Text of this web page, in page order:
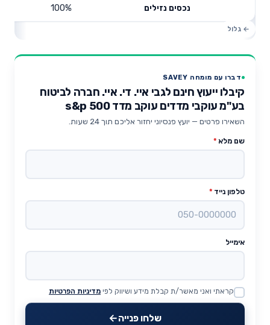
נכסים נזילים 100%
דברו עם מומחה SAVEY
קיבלו ייעוץ חינם לגבי איי. די. איי. חברה לביטוח
בע"מ עוקבי מדדים עוקב מדד s&p 500
השאירו פרטים — יועץ פנסיוני יחזור אליכם תוך 24 שעות.
שם מלא *
טלפון נייד *
אימייל
Website
קראתי ואני מאשר/ת קבלת מידע ושיווק לפי מדיניות הפרטיות
שלחו פנייה